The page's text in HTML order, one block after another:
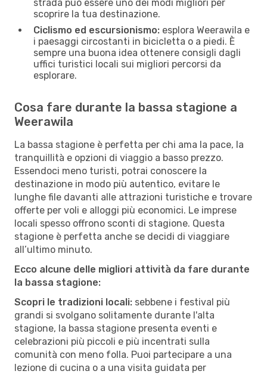
strada può essere uno dei modi migliori per
scoprire la tua destinazione.
Ciclismo ed escursionismo: esplora Weerawila e
i paesaggi circostanti in bicicletta o a piedi. È
sempre una buona idea ottenere consigli dagli
uffici turistici locali sui migliori percorsi da
esplorare.
Cosa fare durante la bassa stagione a
Weerawila
La bassa stagione è perfetta per chi ama la pace, la
tranquillità e opzioni di viaggio a basso prezzo.
Essendoci meno turisti, potrai conoscere la
destinazione in modo più autentico, evitare le
lunghe file davanti alle attrazioni turistiche e trovare
offerte per voli e alloggi più economici. Le imprese
locali spesso offrono sconti di stagione. Questa
stagione è perfetta anche se decidi di viaggiare
all’ultimo minuto.
Ecco alcune delle migliori attività da fare durante
la bassa stagione:
Scopri le tradizioni locali: sebbene i festival più
grandi si svolgano solitamente durante l'alta
stagione, la bassa stagione presenta eventi e
celebrazioni più piccoli e più incentrati sulla
comunità con meno folla. Puoi partecipare a una
lezione di cucina o a una visita guidata per